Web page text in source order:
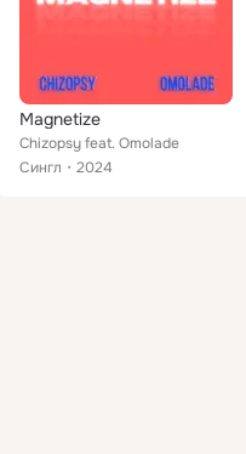
Magnetize
Chizopsy feat. Omolade
Сингл
2024